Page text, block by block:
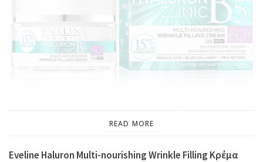
READ MORE
Eveline Haluron Multi-nourishing Wrinkle Filling Κρέμα